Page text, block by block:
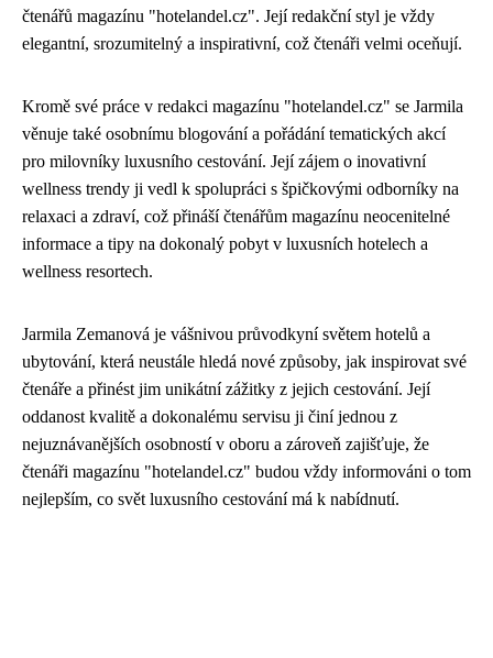
čtenářů magazínu "hotelandel.cz". Její redakční styl je vždy
elegantní, srozumitelný a inspirativní, což čtenáři velmi oceňují.
Kromě své práce v redakci magazínu "hotelandel.cz" se Jarmila
věnuje také osobnímu blogování a pořádání tematických akcí
pro milovníky luxusního cestování. Její zájem o inovativní
wellness trendy ji vedl k spolupráci s špičkovými odborníky na
relaxaci a zdraví, což přináší čtenářům magazínu neocenitelné
informace a tipy na dokonalý pobyt v luxusních hotelech a
wellness resortech.
Jarmila Zemanová je vášnivou průvodkyní světem hotelů a
ubytování, která neustále hledá nové způsoby, jak inspirovat své
čtenáře a přinést jim unikátní zážitky z jejich cestování. Její
oddanost kvalitě a dokonalému servisu ji činí jednou z
nejuznávanějších osobností v oboru a zároveň zajišťuje, že
čtenáři magazínu "hotelandel.cz" budou vždy informováni o tom
nejlepším, co svět luxusního cestování má k nabídnutí.